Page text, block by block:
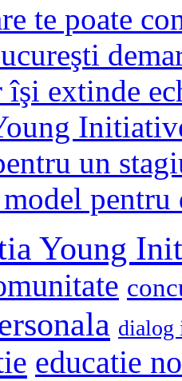
te poate
îşi extinde
un
Young
dialog
educatie